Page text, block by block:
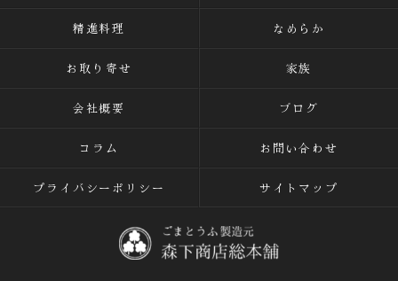
精進料理 なめらか
お取り寄せ 家族
会社概要 ブログ
コラム お問い合わせ
プライバシーポリシー サイトマップ